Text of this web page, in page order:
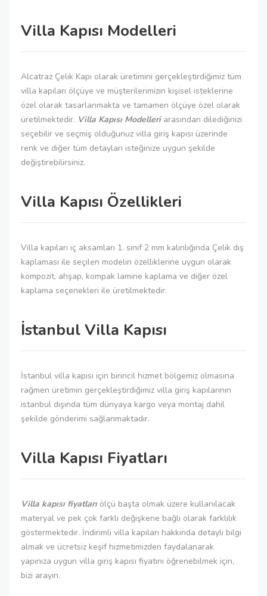
Villa Kapısı Modelleri
Alcatraz Çelik Kapı olarak üretimini gerçekleştirdiğimiz tüm
villa kapıları ölçüye ve müşterilerimizin kişisel isteklerine
özel olarak tasarlanmakta ve tamamen ölçüye özel olarak
üretilmektedir. Villa Kapısı Modelleriarasından dilediğinizi
seçebilir ve seçmiş olduğunuz villa giriş kapısı üzerinde
renk ve diğer tüm detayları isteğinize uygun şekilde
değiştirebilirsiniz.
Villa Kapısı Özellikleri
Villa kapıları iç aksamları 1. sınıf 2 mm kalınlığında Çelik dış
kaplaması ile seçilen modelin özelliklerine uygun olarak
kompozit, ahşap, kompak lamine kaplama ve diğer özel
kaplama seçenekleri ile üretilmektedir.
İstanbul Villa Kapısı
İstanbul villa kapısı için birincil hizmet bölgemiz olmasına
rağmen üretimin gerçekleştirdiğimiz villa giriş kapılarının
istanbul dışında tüm dünyaya kargo veya montaj dahil
şekilde gönderimi sağlanmaktadır.
Villa Kapısı Fiyatları
Villa kapısı fiyatları ölçü başta olmak üzere kullanılacak
materyal ve pek çok farklı değişkene bağlı olarak farklılık
göstermektedir. İndirimli villa kapıları hakkında detaylı bilgi
almak ve ücretsiz keşif hizmetimizden faydalanarak
yapınıza uygun villa giriş kapısı fiyatını öğrenebilmek için,
bizi arayın.